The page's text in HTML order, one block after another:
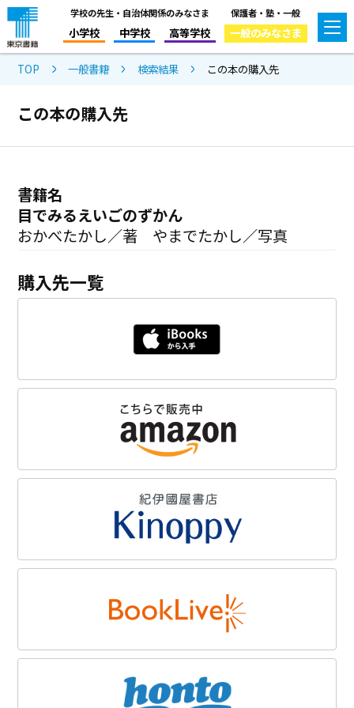
学校の先生・自治体関係のみなさま
小学校 中学校 高等学校
保護者・塾・一般
一般のみなさま
TOP 一般書籍 検索結果 この本の購入先
この本の購入先
書籍名
目でみるえいごのずかん
おかべたかし／著 やまでたかし／写真
購入先一覧